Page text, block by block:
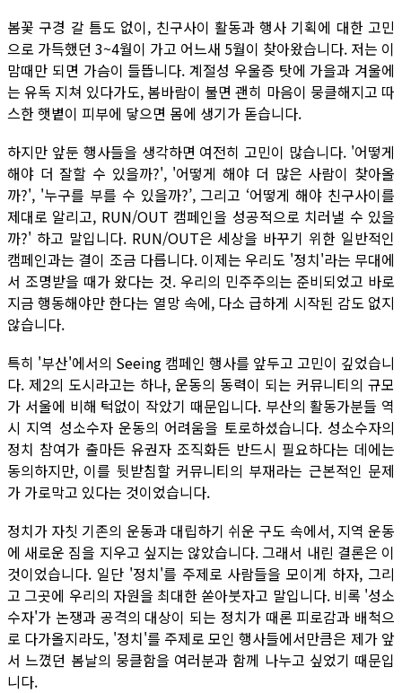
봄꽃 구경 갈 틈도 없이, 친구사이 활동과 행사 기획에 대한 고민
으로 가득했던 3~4월이 가고 어느새 5월이 찾아왔습니다. 저는 이
맘때만 되면 가슴이 들뜹니다. 계절성 우울증 탓에 가을과 겨울에
는 유독 지쳐 있다가도, 봄바람이 불면 괜히 마음이 뭉클해지고 따
스한 햇볕이 피부에 닿으면 몸에 생기가 돋습니다.
하지만 앞둔 행사들을 생각하면 여전히 고민이 많습니다. '어떻게
해야 더 잘할 수 있을까?', '어떻게 해야 더 많은 사람이 찾아올
까?', '누구를 부를 수 있을까?’, 그리고 ‘어떻게 해야 친구사이를
제대로 알리고, RUN/OUT 캠페인을 성공적으로 치러낼 수 있을
까?' 하고 말입니다. RUN/OUT은 세상을 바꾸기 위한 일반적인
캠페인과는 결이 조금 다릅니다. 이제는 우리도 '정치'라는 무대에
서 조명받을 때가 왔다는 것. 우리의 민주주의는 준비되었고 바로
지금 행동해야만 한다는 열망 속에, 다소 급하게 시작된 감도 없지
않습니다.
특히 '부산'에서의 Seeing 캠페인 행사를 앞두고 고민이 깊었습니
다. 제2의 도시라고는 하나, 운동의 동력이 되는 커뮤니티의 규모
가 서울에 비해 턱없이 작았기 때문입니다. 부산의 활동가분들 역
시 지역 성소수자 운동의 어려움을 토로하셨습니다. 성소수자의
정치 참여가 출마든 유권자 조직화든 반드시 필요하다는 데에는
동의하지만, 이를 뒷받침할 커뮤니티의 부재라는 근본적인 문제
가 가로막고 있다는 것이었습니다.
정치가 자칫 기존의 운동과 대립하기 쉬운 구도 속에서, 지역 운동
에 새로운 짐을 지우고 싶지는 않았습니다. 그래서 내린 결론은 이
것이었습니다. 일단 '정치'를 주제로 사람들을 모이게 하자, 그리
고 그곳에 우리의 자원을 최대한 쏟아붓자고 말입니다. 비록 '성소
수자'가 논쟁과 공격의 대상이 되는 정치가 때론 피로감과 배척으
로 다가올지라도, '정치'를 주제로 모인 행사들에서만큼은 제가 앞
서 느꼈던 봄날의 뭉클함을 여러분과 함께 나누고 싶었기 때문입
니다.